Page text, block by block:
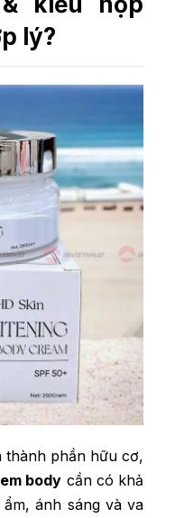
lý?
thành phần hữu cơ,
body cần có khả
ánh sáng và va